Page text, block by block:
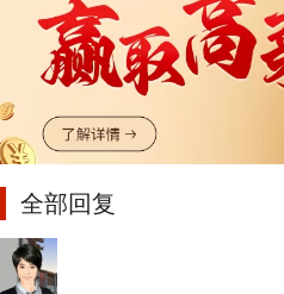
全部回复